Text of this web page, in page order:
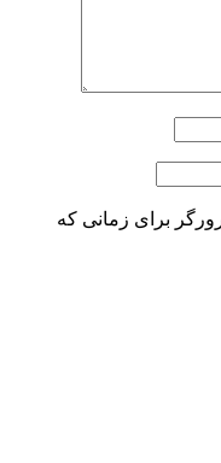
برای زمانی که